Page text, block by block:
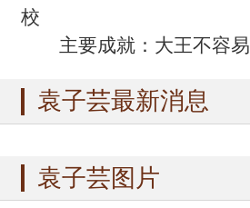
校
主要成就：大王不容易
袁子芸最新消息
袁子芸图片